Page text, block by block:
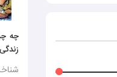
چه
زندگی 11